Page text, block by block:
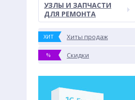
УЗЛЫ И ЗАПЧАСТИ
ДЛЯ РЕМОНТА
ХИТ Хиты продаж
% Скидки